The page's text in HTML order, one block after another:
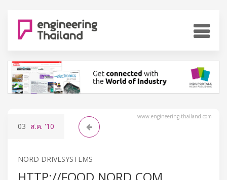
www.engineering-thailand.com
03 ส.ค. '10
NORD DRIVESYSTEMS
HTTP://FOOD.NORD.COM